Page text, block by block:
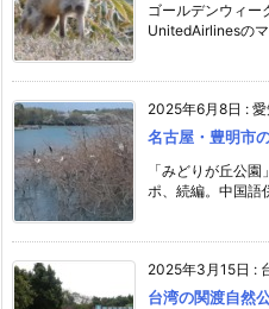
ゴールデンウィー
UnitedAirlinesの
2025年6月8日 : 愛
名古屋・豊明市
「みどりが丘公
ポ、続編。中国語
2025年3月15日 :
台湾の関渡自然